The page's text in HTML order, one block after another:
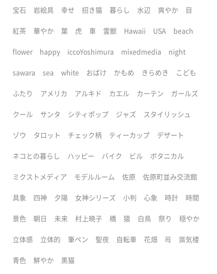
宝石 岩絵具 幸せ 招き猫 暮らし 水辺 爽やか 目
紅茶 華やか 葉 虎 車 霊獣 Hawaii USA beach
flower happy iccoYoshimura mixedmedia night
sawara sea white おばけ かもめ きらめき こども
ふたり アメリカ アルキド カエル カーテン ガールズ
クール サンタ シティポップ ジャズ スタイリッシュ
ゾウ タロット チェック柄 ティーカップ デザート
ネコとの暮らし ハッピー バイク ビル ボタニカル
ミクストメディア モデルルーム 佐原 佐原町並み交流館
具象 四神 夕陽 女神シリーズ 小判 心象 時計 時間
景色 朝日 未来 村上暁子 橋 猿 白鳥 祭り 穏やか
立体感 立体的 筆ペン 聖夜 自転車 花畑 苺 蜃気楼
青色 鮮やか 黒猫